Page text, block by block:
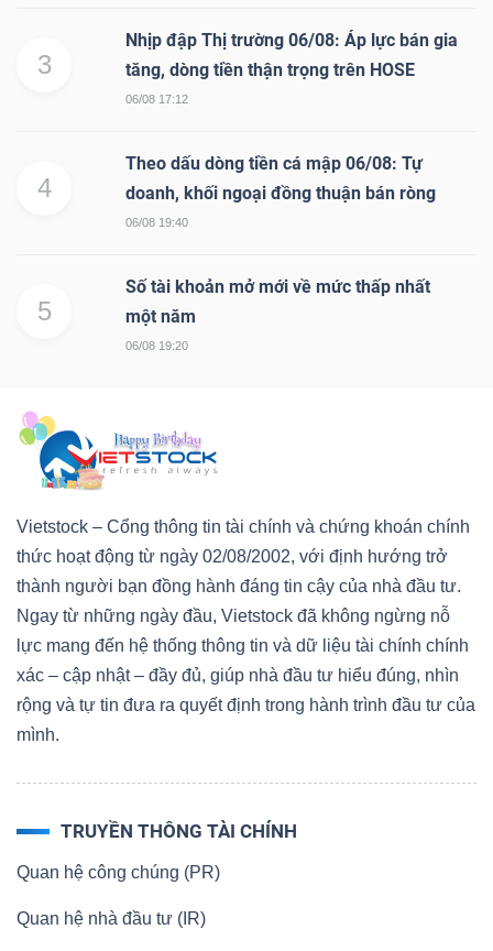
3
Nhịp đập Thị trường 06/08: Áp lực bán gia
tăng, dòng tiền thận trọng trên HOSE
06/08 17:12
4
Theo dấu dòng tiền cá mập 06/08: Tự
doanh, khối ngoại đồng thuận bán ròng
06/08 19:40
5
Số tài khoản mở mới về mức thấp nhất
một năm
06/08 19:20
Vietstock – Cổng thông tin tài chính và chứng khoán chính
thức hoạt động từ ngày 02/08/2002, với định hướng trở
thành người bạn đồng hành đáng tin cậy của nhà đầu tư.
Ngay từ những ngày đầu, Vietstock đã không ngừng nỗ
lực mang đến hệ thống thông tin và dữ liệu tài chính chính
xác – cập nhật – đầy đủ, giúp nhà đầu tư hiểu đúng, nhìn
rộng và tự tin đưa ra quyết định trong hành trình đầu tư của
mình.
TRUYỀN THÔNG TÀI CHÍNH
Quan hệ công chúng (PR)
Quan hệ nhà đầu tư (IR)
(-)
tạo
Sách
Công
cụ
đầu
tư
thông